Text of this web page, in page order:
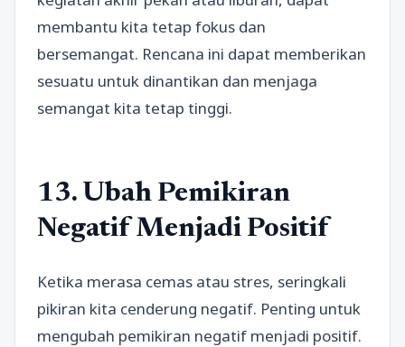
membantu kita tetap fokus dan
bersemangat. Rencana ini dapat memberikan
sesuatu untuk dinantikan dan menjaga
semangat kita tetap tinggi.
13. Ubah Pemikiran
Negatif Menjadi Positif
Ketika merasa cemas atau stres, seringkali
pikiran kita cenderung negatif. Penting untuk
mengubah pemikiran negatif menjadi positif.